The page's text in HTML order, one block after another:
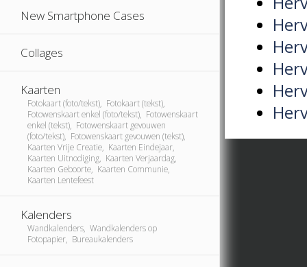
New Smartphone Cases
Collages
Kaarten
Fotokaart (foto/tekst), Fotokaart (tekst),
Fotowenskaart enkel (foto/tekst), Fotowenskaart
enkel (tekst), Fotowenskaart gevouwen
(foto/tekst), Fotowenskaart gevouwen (tekst),
Kaarten Vrije Creatie, Kaarten Eindejaar,
Kaarten Uitnodiging, Kaarten Verjaardag,
Kaarten Geboorte, Kaarten Communie,
Kaarten Lentefeest
Kalenders
Wandkalenders, Wandkalenders op
Fotopapier, Bureaukalenders